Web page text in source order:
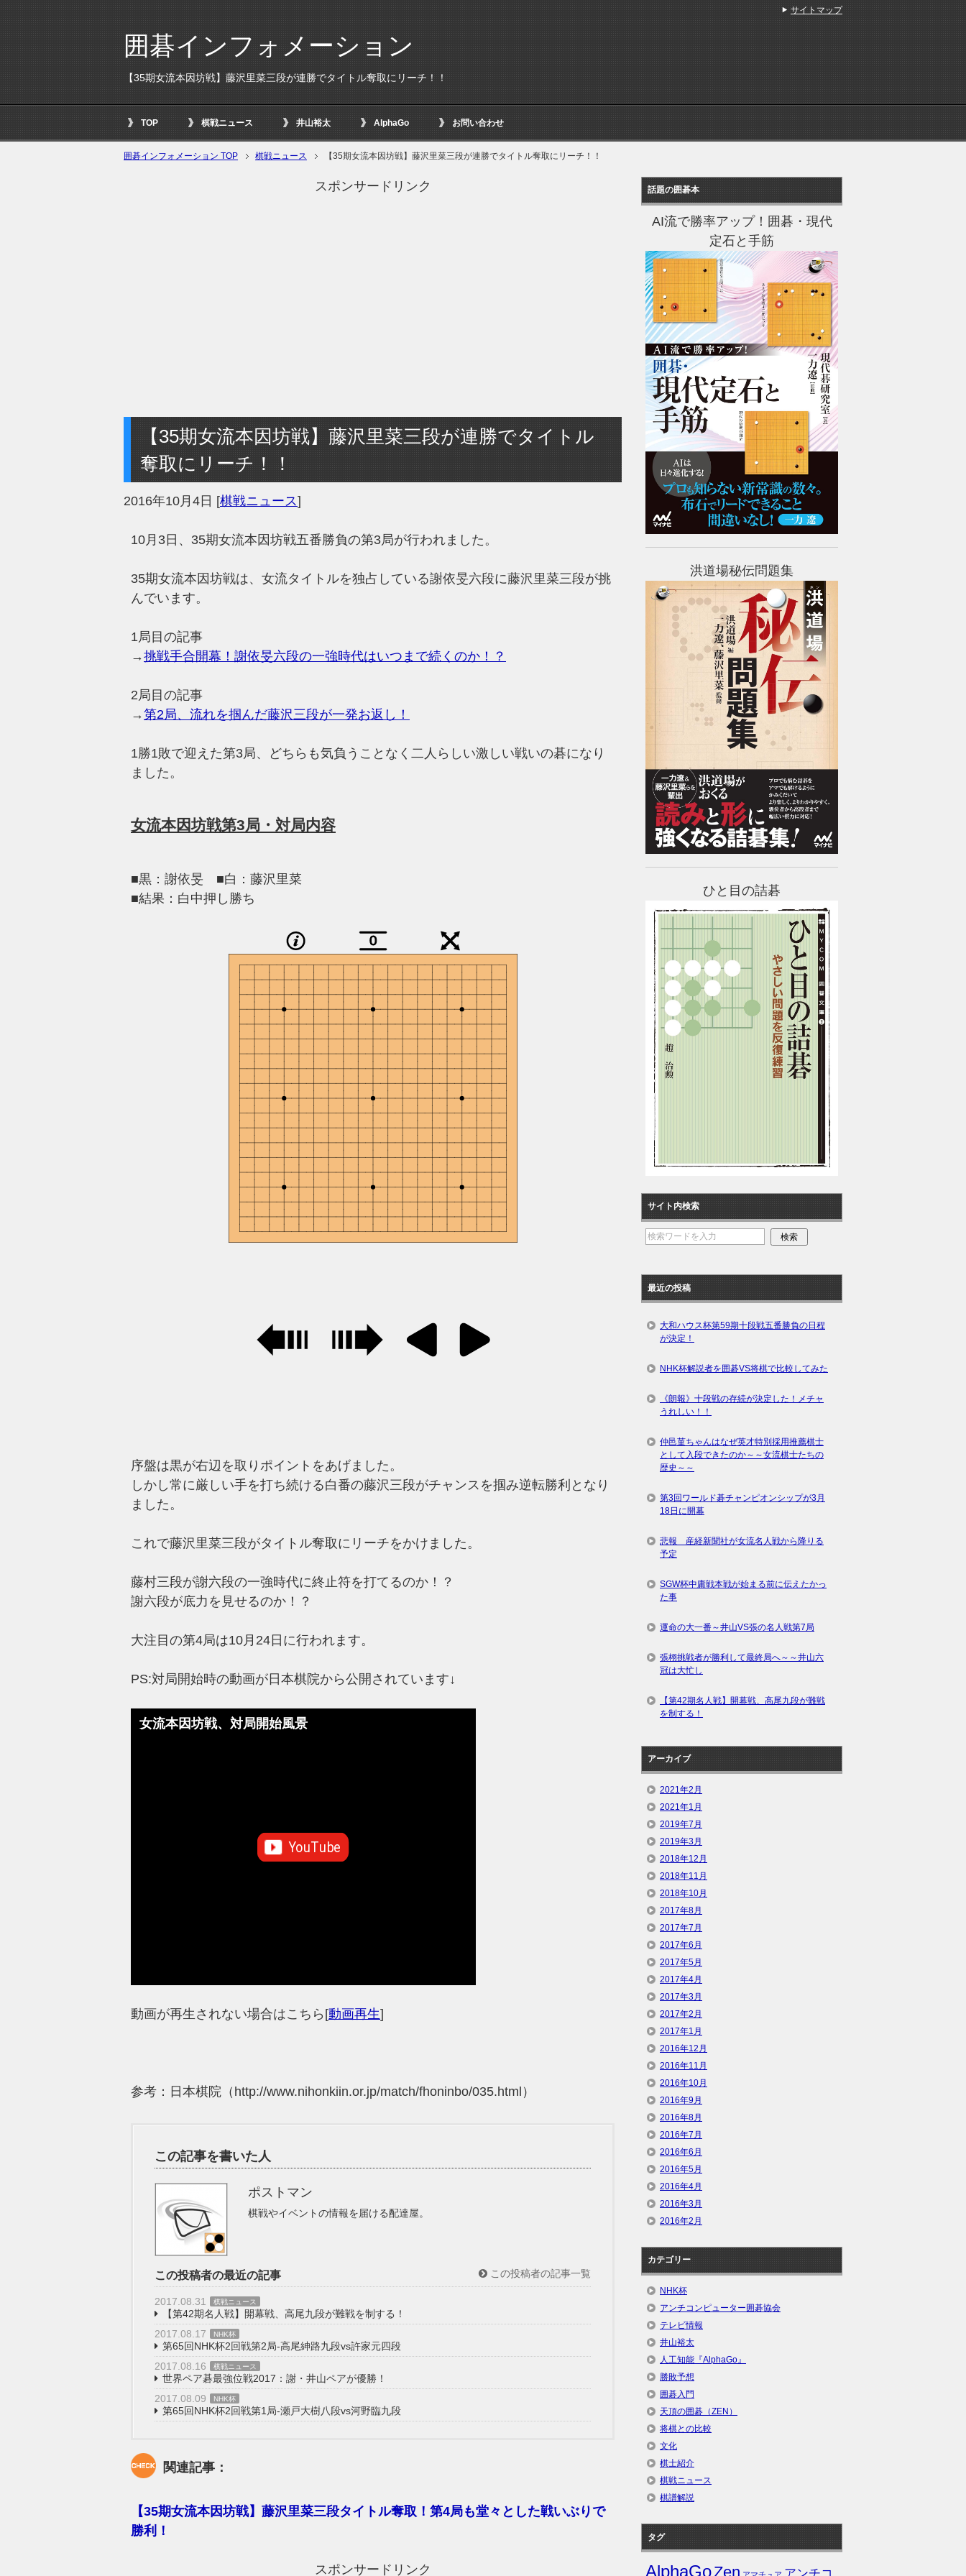
囲碁インフォメーション
【35期女流本因坊戦】藤沢里菜三段が連勝でタイトル奪取にリーチ！！
TOP 棋戦ニュース 井山裕太 AlphaGo お問い合わせ
囲碁インフォメーション TOP 棋戦ニュース 【35期女流本因坊戦】藤沢里菜三段が連勝でタイトル奪取にリーチ！！
スポンサードリンク
【35期女流本因坊戦】藤沢里菜三段が連勝でタイトル
奪取にリーチ！！
2016年10月4日 [棋戦ニュース]
10月3日、35期女流本因坊戦五番勝負の第3局が行われました。
35期女流本因坊戦は、女流タイトルを独占している謝依旻六段に藤沢里菜三段が挑
んでいます。
1局目の記事
→挑戦手合開幕！謝依旻六段の一強時代はいつまで続くのか！？
2局目の記事
→第2局、流れを掴んだ藤沢三段が一発お返し！
1勝1敗で迎えた第3局、どちらも気負うことなく二人らしい激しい戦いの碁になり
ました。
女流本因坊戦第3局・対局内容
■黒：謝依旻 ■白：藤沢里菜
■結果：白中押し勝ち
0
序盤は黒が右辺を取りポイントをあげました。
しかし常に厳しい手を打ち続ける白番の藤沢三段がチャンスを掴み逆転勝利となり
ました。
これで藤沢里菜三段がタイトル奪取にリーチをかけました。
藤村三段が謝六段の一強時代に終止符を打てるのか！？
謝六段が底力を見せるのか！？
大注目の第4局は10月24日に行われます。
PS:対局開始時の動画が日本棋院から公開されています↓
女流本因坊戦、対局開始風景
動画が再生されない場合はこちら[動画再生]
参考：日本棋院（http://www.nihonkiin.or.jp/match/fhoninbo/035.html）
この記事を書いた人
ポストマン
棋戦やイベントの情報を届ける配達屋。
この投稿者の最近の記事 この投稿者の記事一覧
2017.08.31 棋戦ニュース
【第42期名人戦】開幕戦、高尾九段が難戦を制する！
2017.08.17
NHK杯
第65回NHK杯2回戦第2局-高尾紳路九段vs許家元四段
2017.08.16
棋戦ニュース
世界ペア碁最強位戦2017：謝・井山ペアが優勝！
2017.08.09
NHK杯
第65回NHK杯2回戦第1局-瀬戸大樹八段vs河野臨九段
関連記事：
【35期女流本因坊戦】藤沢里菜三段タイトル奪取！第4局も堂々とした戦いぶりで
勝利！
スポンサードリンク
話題の囲碁本
AI流で勝率アップ！囲碁・現代
定石と手筋
洪道場秘伝問題集
ひと目の詰碁
サイト内検索
最近の投稿
大和ハウス杯第59期十段戦五番勝負の日程
が決定！
NHK杯解説者を囲碁VS将棋で比較してみた
《朗報》十段戦の存続が決定した！メチャ
うれしい！！
仲邑菫ちゃんはなぜ英才特別採用推薦棋士
として入段できたのか～～女流棋士たちの
歴史～～
第3回ワールド碁チャンピオンシップが3月
18日に開幕
悲報 産経新聞社が女流名人戦から降りる
予定
SGW杯中庸戦本戦が始まる前に伝えたかっ
た事
運命の大一番～井山VS張の名人戦第7局
張栩挑戦者が勝利して最終局へ～～井山六
冠は大忙し
【第42期名人戦】開幕戦、高尾九段が難戦
を制する！
アーカイブ
2021年2月
2021年1月
2019年7月
2019年3月
2018年12月
2018年11月
2018年10月
2017年8月
2017年7月
2017年6月
2017年5月
2017年4月
2017年3月
2017年2月
2017年1月
2016年12月
2016年11月
2016年10月
2016年9月
2016年8月
2016年7月
2016年6月
2016年5月
2016年4月
2016年3月
2016年2月
カテゴリー
NHK杯
アンチコンピューター囲碁協会
テレビ情報
井山裕太
人工知能『AlphaGo』
勝敗予想
囲碁入門
天頂の囲碁（ZEN）
将棋との比較
文化
棋士紹介
棋戦ニュース
棋譜解説
タグ
AlphaGoZen
サイトマップ